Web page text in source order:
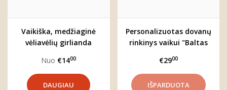
Vaikiška, medžiaginė
vėliavėlių girlianda
Nuo €1400
DAUGIAU
Personalizuotas dovanų
rinkinys vaikui "Baltas
€2900